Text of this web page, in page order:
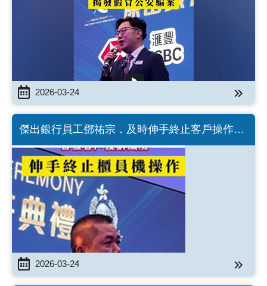
2026-03-24
傑出銀行員工鄧祐宗．及時伸手終止客戶操作
（Chinese version only）
2026-03-24